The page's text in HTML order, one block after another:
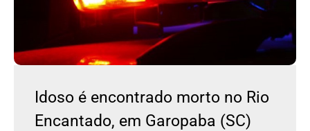
Idoso é encontrado morto no Rio
Encantado, em Garopaba (SC)